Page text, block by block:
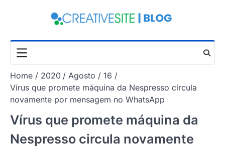
Home 2020 Agosto
16
Vírus que promete máquina da Nespresso circula
novamente por mensagem no WhatsApp
Vírus que promete máquina da
Nespresso circula novamente